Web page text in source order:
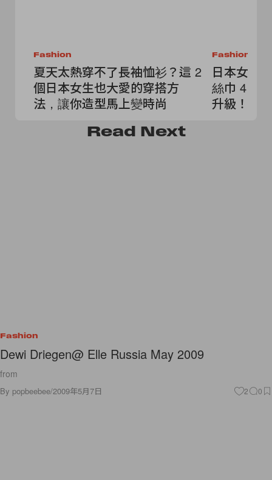
Fashion
夏天太熱穿不了長袖恤衫？這 2
個日本女生也大愛的穿搭方
法，讓你造型馬上變時尚
Fashion
日本女生
絲巾 4 款
升級！
Read Next
Fashion
Dewi Driegen@ Elle Russia May 2009
from
By popbeebee/2009年5月7日 2 0